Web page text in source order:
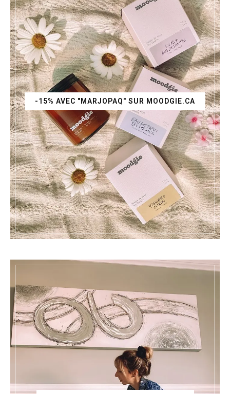
-15% AVEC "MARJOPAQ" SUR MOODGIE.CA